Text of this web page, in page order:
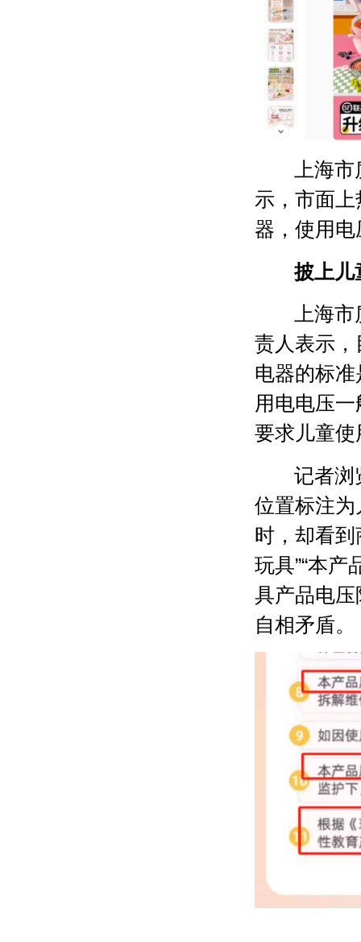
上海市
示，市面
器，使用
披上儿
上海
责人表示
电器的标
用电电压
要求儿童
记者浏
位置标注
时，却看
玩具”“本
具产品电压
自相矛盾。